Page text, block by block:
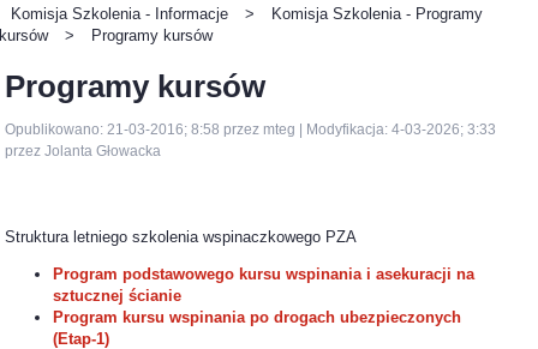
Komisja Szkolenia - Informacje >
Komisja Szkolenia - Programy
kursów
> Programy kursów
Programy kursów
Opublikowano: 21-03-2016; 8:58 przez mteg | Modyfikacja: 4-03-2026; 3:33
przez Jolanta Głowacka
Struktura letniego szkolenia wspinaczkowego PZA
Program podstawowego kursu wspinania i asekuracji na
sztucznej ścianie
Program kursu wspinania po drogach ubezpieczonych
(Etap-1)